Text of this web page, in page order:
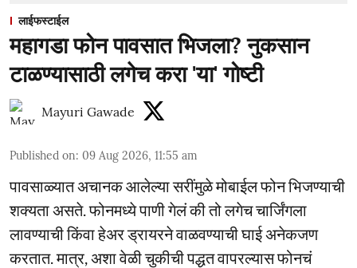
लाईफस्टाईल
महागडा फोन पावसात भिजला? नुकसान
टाळण्यासाठी लगेच करा 'या' गोष्टी
Mayuri Gawade
Published on: 09 Aug 2026, 11:55 am
पावसाळ्यात अचानक आलेल्या सरींमुळे मोबाईल फोन भिजण्याची
शक्यता असते. फोनमध्ये पाणी गेलं की तो लगेच चार्जिंगला
लावण्याची किंवा हेअर ड्रायरने वाळवण्याची घाई अनेकजण
करतात. मात्र, अशा वेळी चुकीची पद्धत वापरल्यास फोनचं